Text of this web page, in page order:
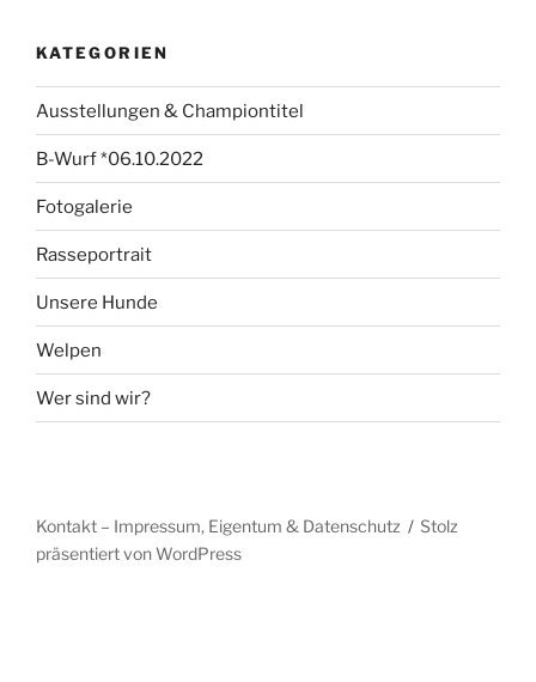
KATEGORIEN
Ausstellungen & Championtitel
B-Wurf *06.10.2022
Fotogalerie
Rasseportrait
Unsere Hunde
Welpen
Wer sind wir?
Kontakt – Impressum, Eigentum & Datenschutz
Stolz
präsentiert von WordPress